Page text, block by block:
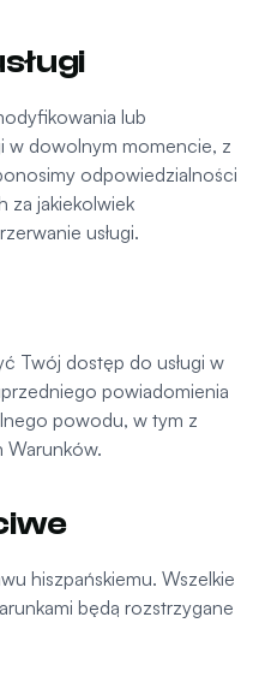
lub
w dowolnym momencie, z
odpowiedzialności
za jakiekolwiek
usługi.
Twój dostęp do usługi w
powiadomienia
powodu, w tym z
Warunków.
hiszpańskiemu. Wszelkie
będą rozstrzygane